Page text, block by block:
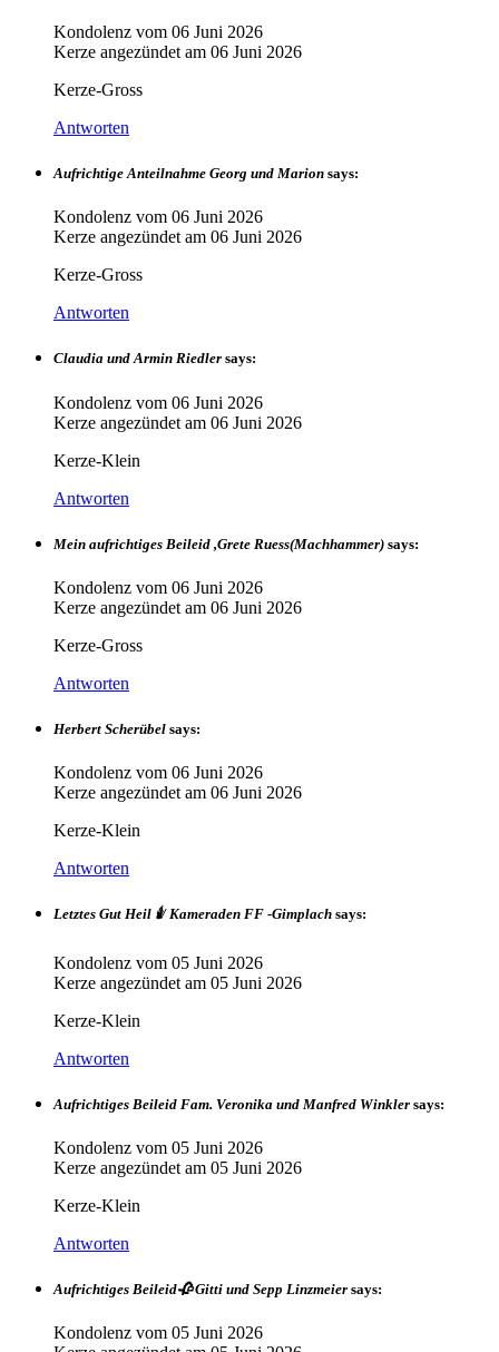
Kondolenz vom 06 Juni 2026
Kerze angezündet am 06 Juni 2026
Kerze-Gross
Antworten
Aufrichtige Anteilnahme Georg und Marion says:
Kondolenz vom 06 Juni 2026
Kerze angezündet am 06 Juni 2026
Kerze-Gross
Antworten
Claudia und Armin Riedler says:
Kondolenz vom 06 Juni 2026
Kerze angezündet am 06 Juni 2026
Kerze-Klein
Antworten
Mein aufrichtiges Beileid ,Grete Ruess(Machhammer) says:
Kondolenz vom 06 Juni 2026
Kerze angezündet am 06 Juni 2026
Kerze-Gross
Antworten
Herbert Scherübel says:
Kondolenz vom 06 Juni 2026
Kerze angezündet am 06 Juni 2026
Kerze-Klein
Antworten
Letztes Gut Heil 🕯️/ Kameraden FF -Gimplach says:
Kondolenz vom 05 Juni 2026
Kerze angezündet am 05 Juni 2026
Kerze-Klein
Antworten
Aufrichtiges Beileid Fam. Veronika und Manfred Winkler says:
Kondolenz vom 05 Juni 2026
Kerze angezündet am 05 Juni 2026
Kerze-Klein
Antworten
Aufrichtiges Beileid🥀 Gitti und Sepp Linzmeier says:
Kondolenz vom 05 Juni 2026